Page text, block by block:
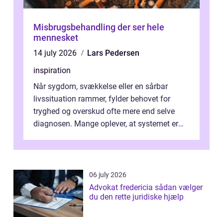
Misbrugsbehandling der ser hele
mennesket
14 july 2026
Lars Pedersen
inspiration
Når sygdom, svækkelse eller en sårbar
livssituation rammer, fylder behovet for
tryghed og overskud ofte mere end selve
diagnosen. Mange oplever, at systemet er
06 july 2026
Advokat fredericia sådan vælger
du den rette juridiske hjælp